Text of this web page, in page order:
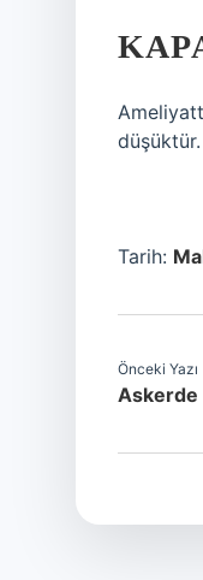
Tarih:
Önceki Yazı
Askerde